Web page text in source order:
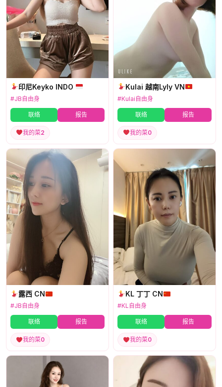
印尼Keyko INDO
#JB自由身
联络 报告
我的菜2
Kulai 越南Lyly VN
#Kulai自由身
联络 报告
我的菜0
露西 CN
#JB自由身
联络 报告
我的菜0
KL 丁丁 CN
#KL自由身
联络 报告
我的菜0